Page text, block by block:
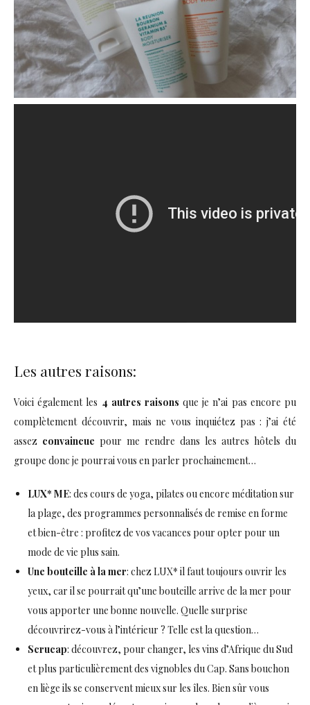
Les autres raisons:
Voici également les 4 autres raisons que je n’ai pas encore pu
complètement découvrir, mais ne vous inquiétez pas : j’ai été
assez convaincue pour me rendre dans les autres hôtels du
groupe donc je pourrai vous en parler prochainement…
LUX* ME: des cours de yoga, pilates ou encore méditation sur
la plage, des programmes personnalisés de remise en forme
et bien-être : profitez de vos vacances pour opter pour un
mode de vie plus sain.
Une bouteille à la mer: chez LUX* il faut toujours ouvrir les
yeux, car il se pourrait qu’une bouteille arrive de la mer pour
vous apporter une bonne nouvelle. Quelle surprise
découvrirez-vous à l’intérieur ? Telle est la question…
Scrucap: découvrez, pour changer, les vins d’Afrique du Sud
et plus particulièrement des vignobles du Cap. Sans bouchon
en liège ils se conservent mieux sur les îles. Bien sûr vous